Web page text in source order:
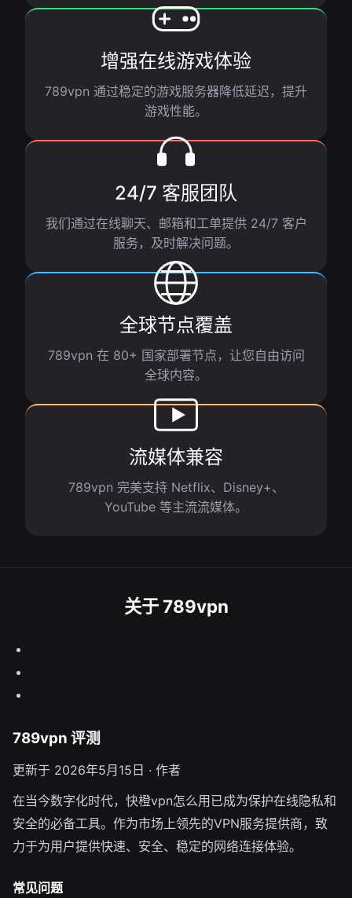
增强在线游戏体验
789vpn 通过稳定的游戏服务器降低延迟，提升
游戏性能。
24/7 客服团队
我们通过在线聊天、邮箱和工单提供 24/7 客户
服务，及时解决问题。
全球节点覆盖
789vpn 在 80+ 国家部署节点，让您自由访问
全球内容。
流媒体兼容
789vpn 完美支持 Netflix、Disney+、
YouTube 等主流流媒体。
关于 789vpn
789vpn 评测
更新于 2026年5月15日 · 作者
在当今数字化时代，快橙vpn怎么用已成为保护在线隐私和
安全的必备工具。作为市场上领先的VPN服务提供商，致
力于为用户提供快速、安全、稳定的网络连接体验。
常见问题